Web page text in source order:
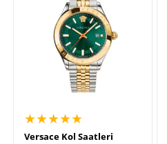
★★★★★
Versace Kol Saatleri